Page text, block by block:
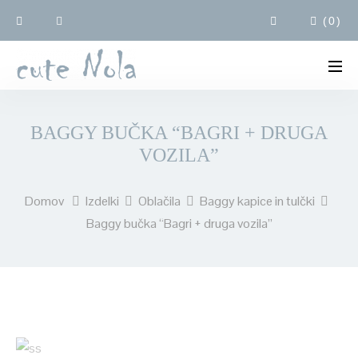
(0)
BAGGY BUČKA “BAGRI + DRUGA
VOZILA”
Domov Izdelki Oblačila
Baggy kapice in tulčki
Baggy bučka “Bagri + druga vozila”